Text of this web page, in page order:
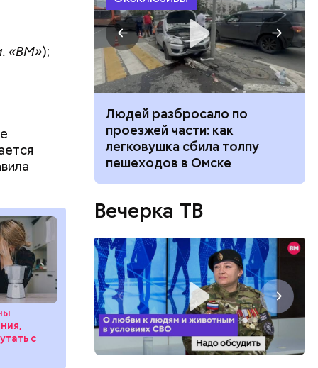
«ВМ»);
с
сбросить
Людей разбросало по
проезжей части: как
легковушка сбила толпу
пешеходов в Омске
Вечерка ТВ